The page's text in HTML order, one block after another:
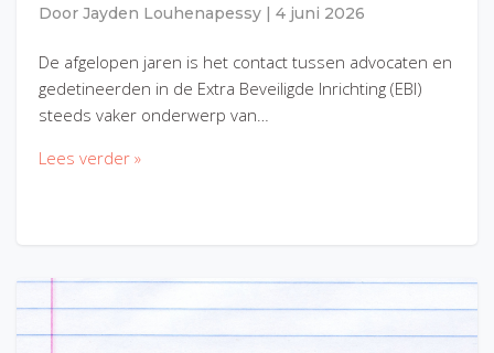
Door Jayden Louhenapessy 4 juni 2026
De afgelopen jaren is het contact tussen advocaten en
gedetineerden in de Extra Beveiligde Inrichting (EBI)
steeds vaker onderwerp van…
Lees verder »